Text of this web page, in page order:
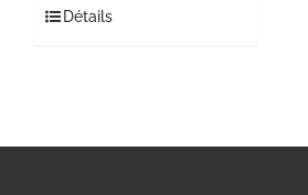
Détails